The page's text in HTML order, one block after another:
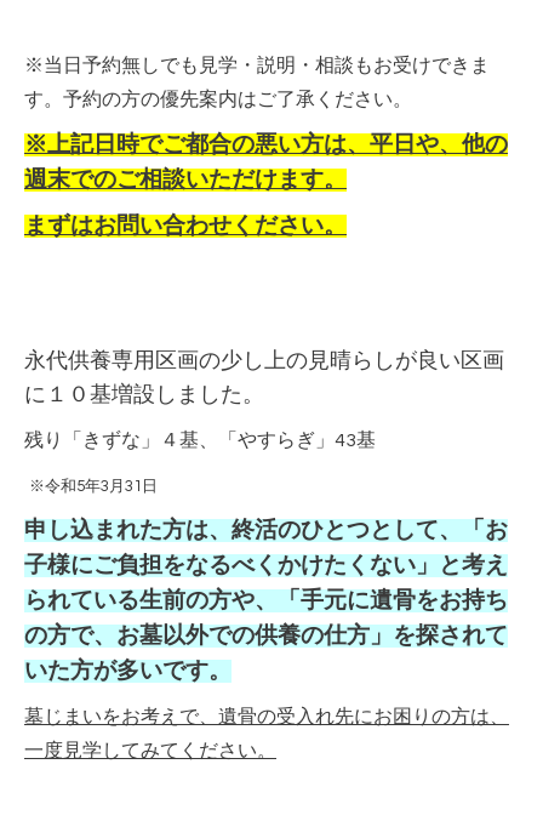
※当日予約無しでも見学・説明・相談もお受けできま
す。予約の方の優先案内はご了承ください。
※上記日時でご都合の悪い方は、平日や、他の
週末でのご相談いただけます。
まずはお問い合わせください。
永代供養専用区画の少し上の見晴らしが良い区画
に１０基増設しました。
残り「きずな」４基、「やすらぎ」43基
※令和5年3月31日
申し込まれた方は、終活のひとつとして、「お
子様にご負担をなるべくかけたくない」と考え
られている生前の方や、「手元に遺骨をお持ち
の方で、お墓以外での供養の仕方」を探されて
いた方が多いです。
墓じまいをお考えで、遺骨の受入れ先にお困りの方は、
一度見学してみてください。